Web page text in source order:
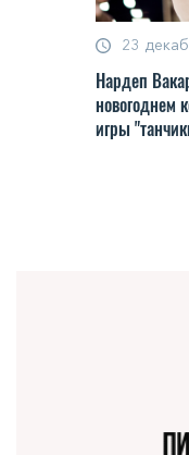
23
Нардеп
новогоднем
игры